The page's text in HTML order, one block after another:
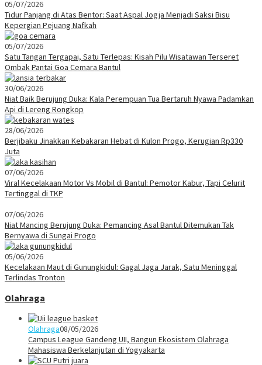
05/07/2026
Tidur Panjang di Atas Bentor: Saat Aspal Jogja Menjadi Saksi Bisu
Kepergian Pejuang Nafkah
05/07/2026
Satu Tangan Tergapai, Satu Terlepas: Kisah Pilu Wisatawan Terseret
Ombak Pantai Goa Cemara Bantul
30/06/2026
Niat Baik Berujung Duka: Kala Perempuan Tua Bertaruh Nyawa Padamkan
Api di Lereng Rongkop
28/06/2026
Berjibaku Jinakkan Kebakaran Hebat di Kulon Progo, Kerugian Rp330
Juta
07/06/2026
Viral Kecelakaan Motor Vs Mobil di Bantul: Pemotor Kabur, Tapi Celurit
Tertinggal di TKP
07/06/2026
Niat Mancing Berujung Duka: Pemancing Asal Bantul Ditemukan Tak
Bernyawa di Sungai Progo
05/06/2026
Kecelakaan Maut di Gunungkidul: Gagal Jaga Jarak, Satu Meninggal
Terlindas Tronton
Olahraga
Olahraga08/05/2026
Campus League Gandeng UII, Bangun Ekosistem Olahraga
Mahasiswa Berkelanjutan di Yogyakarta